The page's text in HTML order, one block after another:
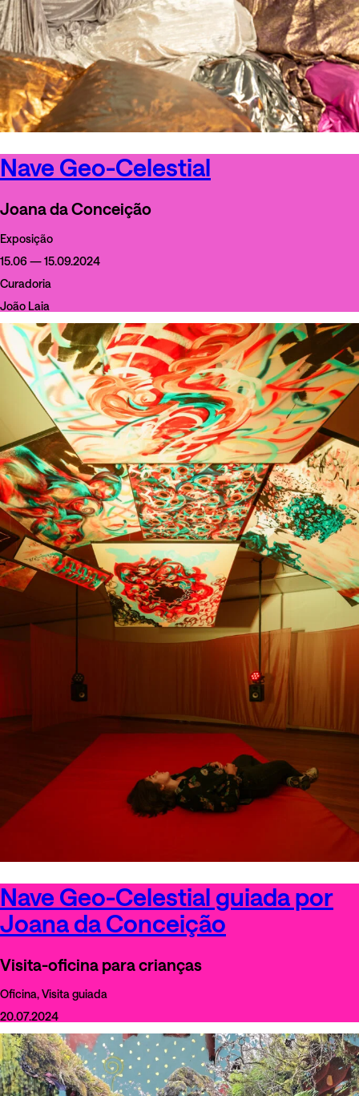
Nave Geo-Celestial
Joana da Conceição
Exposição
15.06 — 15.09.2024
Curadoria
João Laia
Nave Geo-Celestial guiada por
Joana da Conceição
Visita-oficina para crianças
Oficina, Visita guiada
20.07.2024